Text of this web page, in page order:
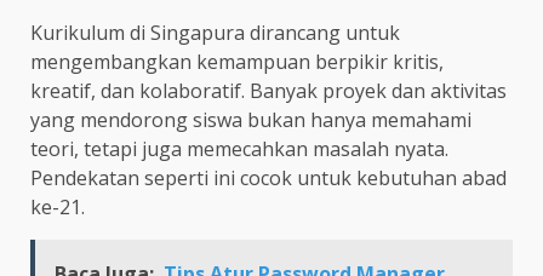
Kurikulum di Singapura dirancang untuk
mengembangkan kemampuan berpikir kritis,
kreatif, dan kolaboratif. Banyak proyek dan aktivitas
yang mendorong siswa bukan hanya memahami
teori, tetapi juga memecahkan masalah nyata.
Pendekatan seperti ini cocok untuk kebutuhan abad
ke-21.